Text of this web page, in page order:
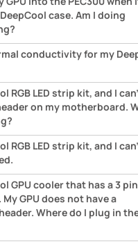
case. Am I doing
conductivity for my
RGB LED strip kit, and I
on my motherboard.
RGB LED strip kit, and I
GPU cooler that has a 3 pin
GPU does not have a
Where do I plug in